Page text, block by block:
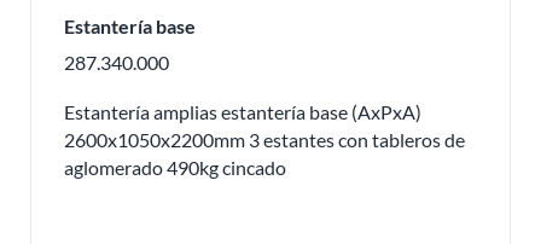
Estantería base
287.340.000
Estantería amplias estantería base (AxPxA)
2600x1050x2200mm 3 estantes con tableros de
aglomerado 490kg cincado